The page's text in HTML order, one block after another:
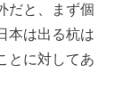
だと、まず個
本は出る杭は
とに対してあ